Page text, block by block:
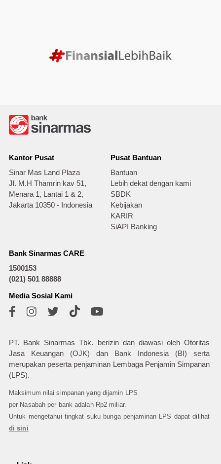
Kantor Pusat
Sinar Mas Land Plaza
Jl. M.H Thamrin kav 51,
Menara 1, Lantai 1 & 2,
Jakarta 10350 - Indonesia
Pusat Bantuan
Bantuan
Lebih dekat dengan kami
SBDK
Kebijakan
KARIR
SiAPI Banking
Bank Sinarmas CARE
1500153
(021) 501 88888
Media Sosial Kami
PT. Bank Sinarmas Tbk. berizin dan diawasi oleh Otoritas
Jasa Keuangan (OJK) dan Bank Indonesia (BI) serta
merupakan peserta penjaminan Lembaga Penjamin Simpanan
(LPS).
Maksimum nilai simpanan yang dijamin LPS
per Nasabah per bank adalah Rp2 miliar.
Untuk mengetahui tingkat suku bunga penjaminan LPS dapat dilihat
di sini